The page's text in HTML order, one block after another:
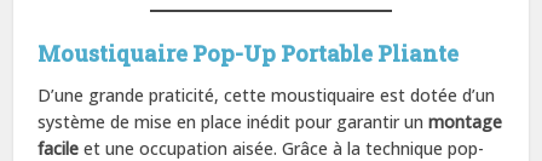
Moustiquaire Pop-Up Portable Pliante
D’une grande praticité, cette moustiquaire est dotée d’un
système de mise en place inédit pour garantir unmontage
facile et une occupation aisée. Grâce à la technique pop-